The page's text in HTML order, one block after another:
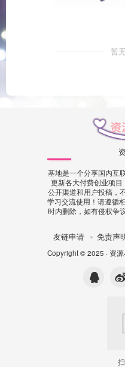
暂
基地是一个分享国内互
更新各大付费创业项
公开渠道和用户投稿，
学习交流使用！请遵循
时内删除，如有侵权争
友链申请 免责声
Copyright © 2025 · 资